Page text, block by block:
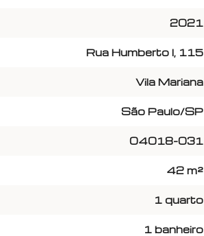
2021
Rua Humberto I, 115
Vila Mariana
São Paulo/SP
04018-031
42 m²
1 quarto
1 banheiro